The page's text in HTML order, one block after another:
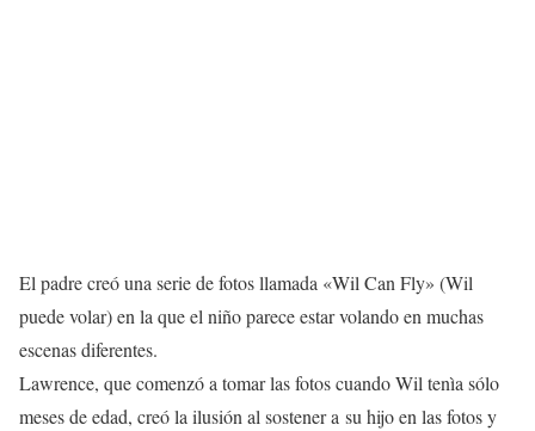
El padre creó una serie de fotos llamada «Wil Can Fly» (Wil
puede volar) en la que el niño parece estar volando en muchas
escenas diferentes.
Lawrence, que comenzó a tomar las fotos cuando Wil tenìa sólo
meses de edad, creó la ilusión al sostener a su hijo en las fotos y